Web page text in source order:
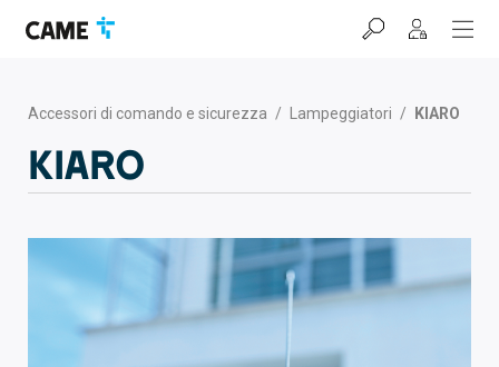
navigazione
Accessori di comando e sicurezza / Lampeggiatori / KIARO
KIARO